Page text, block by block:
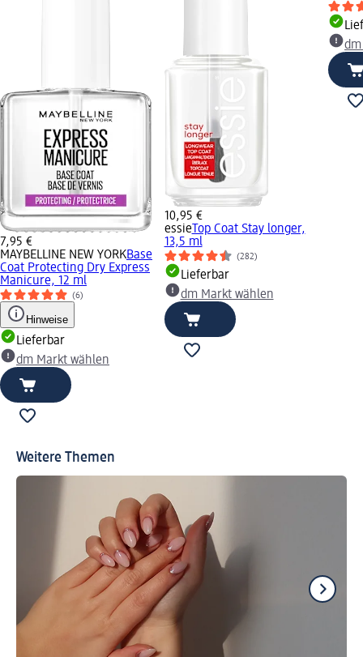
7,95 €
MAYBELLINE NEW YORKBase
Coat Protecting Dry Express
Manicure, 12 ml
(6)
Hinweise
Lieferbar
dm Markt wählen
10,95 €
essie Top Coat Stay longer,
13,5 ml
(282)
Lieferbar
dm Markt wählen
Weitere Themen